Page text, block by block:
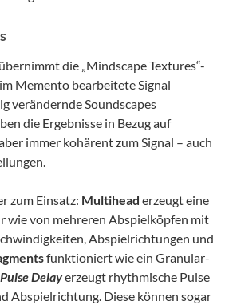
die „Mindscape Textures“-
Memento bearbeitete Signal
verändernde Soundscapes
die Ergebnisse in Bezug auf
immer kohärent zum Signal – auch
zum Einsatz: Multihead erzeugt eine
wie von mehreren Abspielköpfen mit
Abspielrichtungen und
funktioniert wie ein Granular-
Delayerzeugt rhythmische Pulse
Abspielrichtung. Diese können sogar